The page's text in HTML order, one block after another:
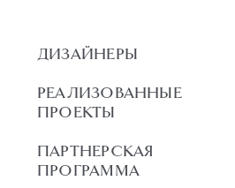
ДИЗАЙНЕРЫ
РЕАЛИЗОВАННЫЕ
ПРОЕКТЫ
ПАРТНЕРСКАЯ
ПРОГРАММА